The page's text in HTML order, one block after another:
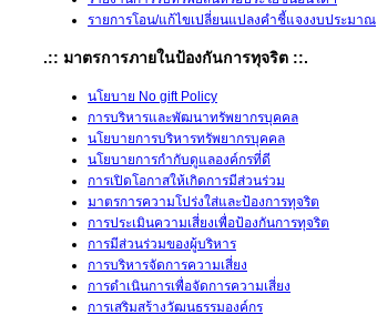
รายการโอน/แก้ไขเปลี่ยนแปลงคำชี้แจงงบประมาณ
.:: มาตรการภายในป้องกันการทุจริต ::.
นโยบาย No gift Policy
การบริหารและพัฒนาทรัพยากรบุคคล
นโยบายการบริหารทรัพยากรบุคคล
นโยบายการกำกับดูแลองค์กรที่ดี
การเปิดโอกาสให้เกิดการมีส่วนร่วม
มาตรการความโปร่งใส่และป้องการทุจริต
การประเมินความเสี่ยงเพื่อป้องกันการทุจริต
การมีส่วนร่วมของผู้บริหาร
การบริหารจัดการความเสี่ยง
การดำเนินการเพื่อจัดการความเสี่ยง
การเสริมสร้างวัฒนธรรมองค์กร